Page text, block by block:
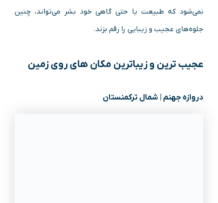
نمی‌شود که طبیعت یا حتی گاهی خود بشر می‌تواند، چنین
جلوه‌های عجیب و زیبایی را رقم بزند.
عجیب‌ ترین و زیباترین مکان‌ های روی زمین
دروازه جهنم | شمال ترکمنستان